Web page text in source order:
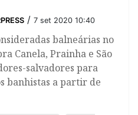
/ 7 set 2020 10:40
balneárias no
Canela, Prainha e São
salvadores para
banhistas a partir de